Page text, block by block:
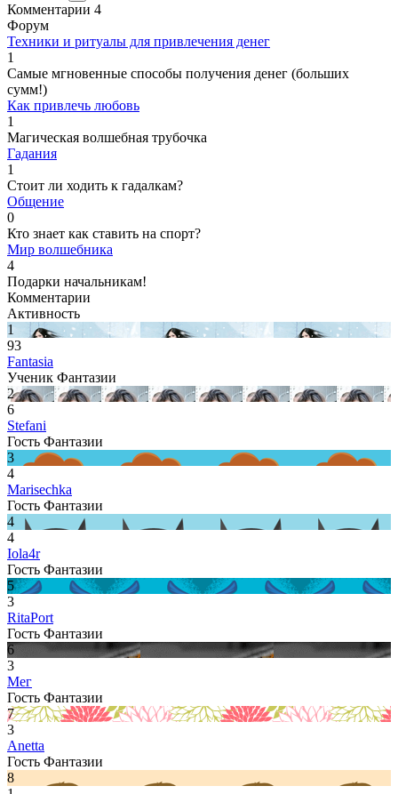
Комментарии 4
Форум
Техники и ритуалы для привлечения денег
1
Самые мгновенные способы получения денег (больших
сумм!)
Как привлечь любовь
1
Магическая волшебная трубочка
Гадания
1
Стоит ли ходить к гадалкам?
Общение
0
Кто знает как ставить на спорт?
Мир волшебника
4
Подарки начальникам!
Комментарии
Активность
1
93
Fantasia
Ученик Фантазии
2
6
Stefani
Гость Фантазии
3
4
Marisechka
Гость Фантазии
4
4
Iola4r
Гость Фантазии
5
3
RitaPort
Гость Фантазии
6
3
Мег
Гость Фантазии
7
3
Anetta
Гость Фантазии
8